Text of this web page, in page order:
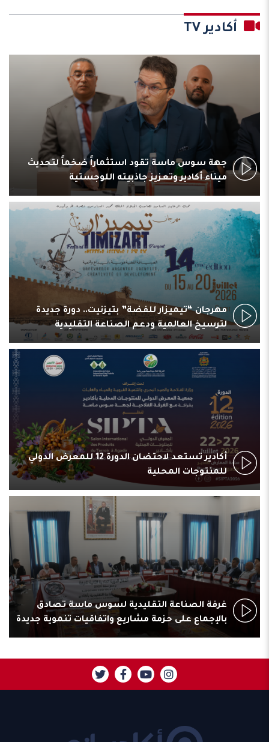
أكادير TV
جهة سوس ماسة تقود استثماراً ضخماً لتحديث
ميناء أكادير وتعزيز جاذبيته اللوجستية
مهرجان “تيميزار للفضة” بتيزنيت.. دورة جديدة
لترسيخ العالمية ودعم الصناعة التقليدية
أكادير تستعد لاحتضان الدورة 12 للمعرض الدولي
للمنتوجات المحلية
غرفة الصناعة التقليدية لسوس ماسة تصادق
بالإجماع على حزمة مشاريع واتفاقيات تنموية جديدة